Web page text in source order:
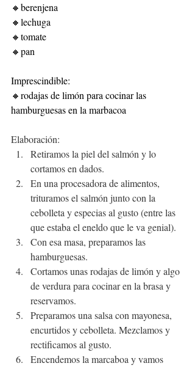
🔸berenjena
🔸lechuga
🔸tomate
🔸pan
Imprescindible:
🔸rodajas de limón para cocinar las
hamburguesas en la marbacoa
Elaboración:
Retiramos la piel del salmón y lo
cortamos en dados.
En una procesadora de alimentos,
trituramos el salmón junto con la
cebolleta y especias al gusto (entre las
que estaba el eneldo que le va genial).
Con esa masa, preparamos las
hamburguesas.
Cortamos unas rodajas de limón y algo
de verdura para cocinar en la brasa y
reservamos.
Preparamos una salsa con mayonesa,
encurtidos y cebolleta. Mezclamos y
rectificamos al gusto.
Encendemos la marcaboa y vamos